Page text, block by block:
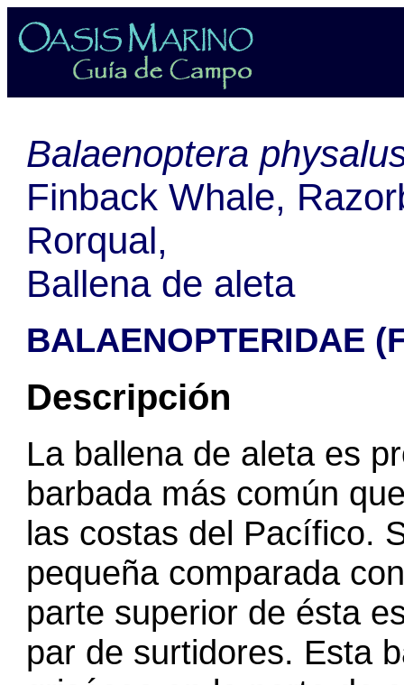
Balaenoptera
Finback Whale,
Rorqual,
Ballena de aleta
BALAENOPTERIDAE
Descripción
La ballena de aleta es
barbada más común
las costas del Pacífico.
pequeña comparada
parte superior de ésta
par de surtidores. Esta